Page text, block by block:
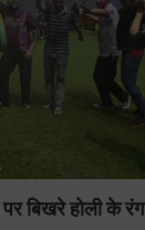
बिखरे होली के रंग